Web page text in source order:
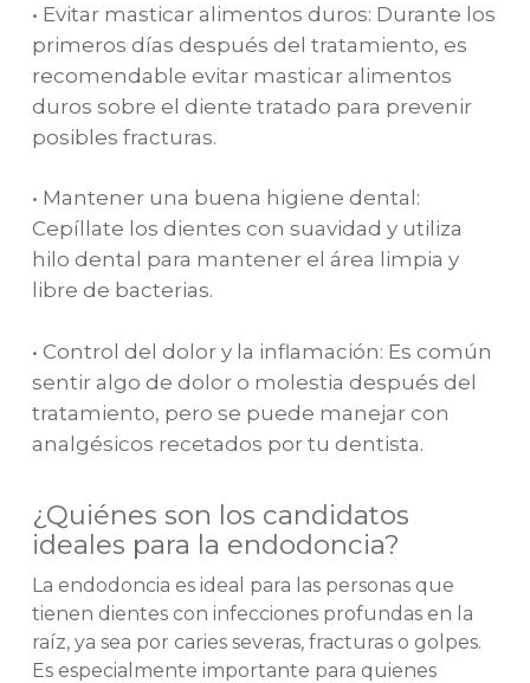
• Evitar masticar alimentos duros: Durante los
primeros días después del tratamiento, es
recomendable evitar masticar alimentos
duros sobre el diente tratado para prevenir
posibles fracturas.
• Mantener una buena higiene dental:
Cepíllate los dientes con suavidad y utiliza
hilo dental para mantener el área limpia y
libre de bacterias.
• Control del dolor y la inflamación: Es común
sentir algo de dolor o molestia después del
tratamiento, pero se puede manejar con
analgésicos recetados por tu dentista.
¿Quiénes son los candidatos
ideales para la endodoncia?
La endodoncia es ideal para las personas que
tienen dientes con infecciones profundas en la
raíz, ya sea por caries severas, fracturas o golpes.
Es especialmente importante para quienes